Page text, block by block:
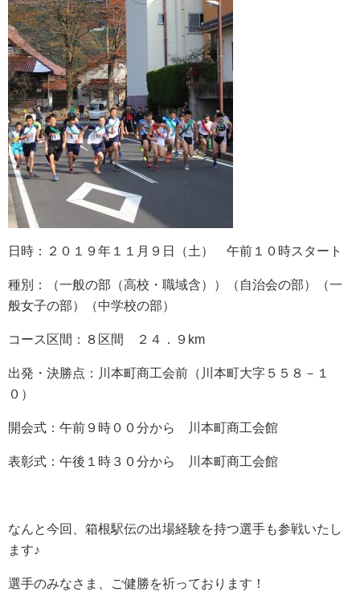
日時：２０１９年１１月９日（土） 午前１０時スタート
種別：（一般の部（高校・職域含））（自治会の部）（一
般女子の部）（中学校の部）
コース区間：８区間 ２４．９km
出発・決勝点：川本町商工会前（川本町大字５５８－１
０）
開会式：午前９時００分から 川本町商工会館
表彰式：午後１時３０分から 川本町商工会館
なんと今回、箱根駅伝の出場経験を持つ選手も参戦いたし
ます♪
選手のみなさま、ご健勝を祈っております！